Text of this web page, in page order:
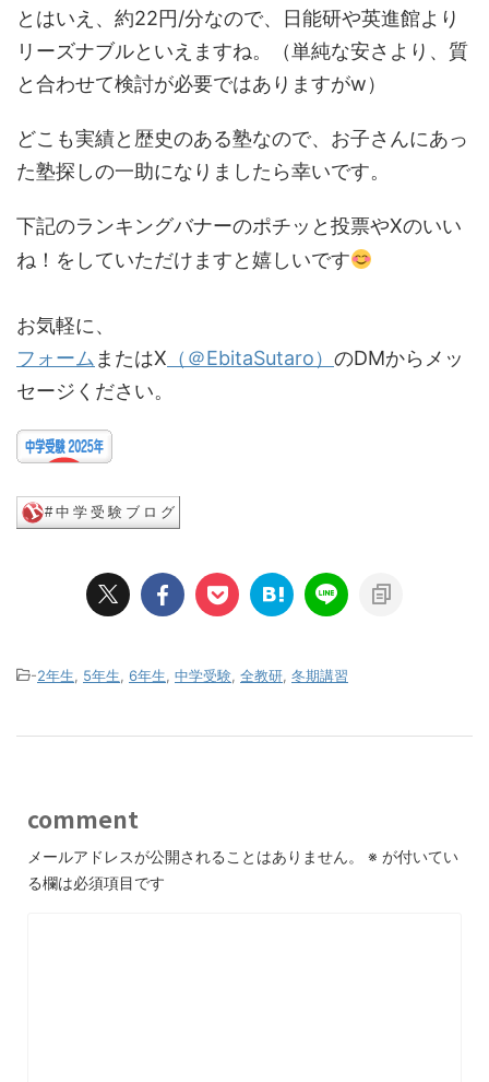
とはいえ、約22円/分なので、日能研や英進館より
リーズナブルといえますね。（単純な安さより、質
と合わせて検討が必要ではありますがw）
どこも実績と歴史のある塾なので、お子さんにあっ
た塾探しの一助になりましたら幸いです。
下記のランキングバナーのポチッと投票やXのいい
ね！をしていただけますと嬉しいです
お気軽に、
フォームまたはX （＠EbitaSutaro） のDMからメッ
セージください。
-2年生, 5年生, 6年生, 中学受験, 全教研, 冬期講習
comment
メールアドレスが公開されることはありません。 ※ が付いてい
る欄は必須項目です